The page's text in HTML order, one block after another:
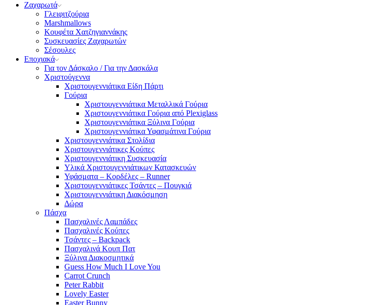
Ζαχαρωτά
Γλειφιτζούρια
Marshmallows
Κουφέτα Χατζηγιαννάκης
Συσκευασίες Ζαχαρωτών
Σέσουλες
Εποχιακά
Για τον Δάσκαλο / Για την Δασκάλα
Χριστούγεννα
Χριστουγεννιάτικα Είδη Πάρτι
Γούρια
Χριστουγεννιάτικα Μεταλλικά Γούρια
Χριστουγεννιάτικα Γούρια από Plexiglass
Χριστουγεννιάτικα Ξύλινα Γούρια
Χριστουγεννιάτικα Υφασμάτινα Γούρια
Χριστουγεννιάτικα Στολίδια
Χριστουγεννιάτικες Κούπες
Χριστουγεννιάτικη Συσκευασία
Υλικά Χριστουγεννιάτικων Κατασκευών
Υφάσματα – Κορδέλες – Runner
Χριστουγεννιάτικες Τσάντες – Πουγκιά
Χριστουγεννιάτικη Διακόσμηση
Δώρα
Πάσχα
Πασχαλινές Λαμπάδες
Πασχαλινές Κούπες
Τσάντες – Backpack
Πασχαλινά Κουπ Πατ
Ξύλινα Διακοσμητικά
Guess How Much I Love You
Carrot Crunch
Peter Rabbit
Lovely Easter
Easter Bunny